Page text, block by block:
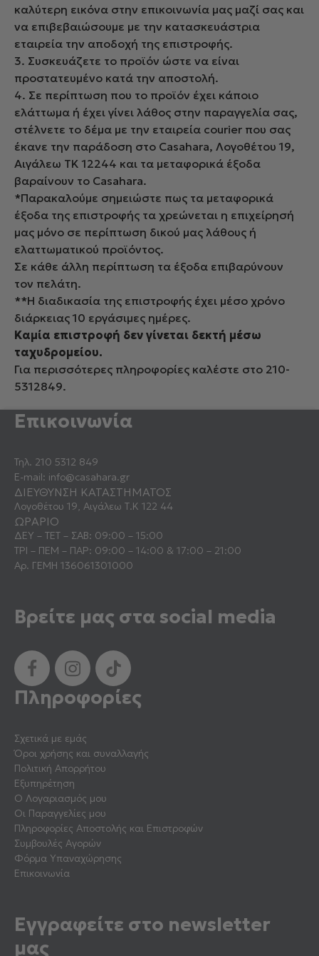
καλύτερη εικόνα στην επικοινωνία μας μαζί σας και
να επιβεβαιώσουμε με την κατασκευάστρια
εταιρεία την αποδοχή της επιστροφής.
3. Συσκευάζετε το προϊόν ώστε να είναι
προστατευμένο κατά την αποστολή.
4. Σε περίπτωση που το προϊόν έχει κάποιο
ελάττωμα ή έχει γίνει λάθος στην παραγγελία σας,
στέλνετε το δέμα με την εταιρεία courier που σας
έκανε την παράδοση στο Casahara, Λογοθέτου 19,
Αιγάλεω ΤΚ 12244 και τα μεταφορικά έξοδα
βαραίνουν το Casahara.
*Παρακαλούμε σημειώστε πως τα μεταφορικά
έξοδα της επιστροφής τα χρεώνεται η επιχείρησή
μας μόνο σε περίπτωση δικού μας λάθους ή
ελαττωματικού προϊόντος.
Σε κάθε άλλη περίπτωση τα έξοδα επιβαρύνουν
τον πελάτη.
**Η διαδικασία της επιστροφής έχει μέσο χρόνο
διάρκειας 10 εργάσιμες ημέρες.
Καμία επιστροφή δεν γίνεται δεκτή μέσω
ταχυδρομείου.
Για περισσότερες πληροφορίες καλέστε στο 210-
5312849.
Επικοινωνία
Τηλ. 210 5312 849
E-mail: info@casahara.gr
ΔΙΕΥΘΥΝΣΗ ΚΑΤΑΣΤΗΜΑΤΟΣ
Λογοθέτου 19, Αιγάλεω Τ.Κ 122 44
ΩΡΑΡΙΟ
ΔΕΥ – ΤΕΤ – ΣΑΒ: 09:00 – 15:00
ΤΡΙ – ΠΕΜ – ΠΑΡ: 09:00 – 14:00 & 17:00 – 21:00
Αρ. ΓΕΜΗ 136061301000
Βρείτε μας στα social media
Πληροφορίες
Σχετικά με εμάς
Όροι χρήσης και συναλλαγής
Πολιτική Απορρήτου
Εξυπηρέτηση
Ο Λογαριασμός μου
Οι Παραγγελίες μου
Πληροφορίες Αποστολής και Επιστροφών
Συμβουλές Αγορών
Φόρμα Υπαναχώρησης
Επικοινωνία
Εγγραφείτε στο newsletter
μας